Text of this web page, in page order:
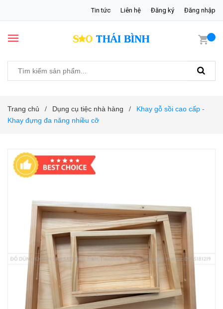
Tin tức Liên hệ Đăng ký Đăng nhập
Trang chủ / Dụng cụ tiệc nhà hàng /
Khay gỗ sồi cao cấp -
Khay đựng đa năng nhiều cỡ